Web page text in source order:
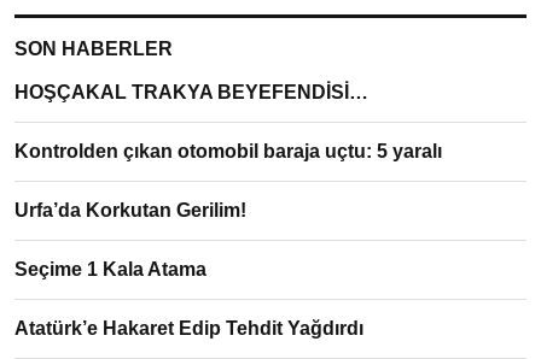
SON HABERLER
HOŞÇAKAL TRAKYA BEYEFENDİSİ…
Kontrolden çıkan otomobil baraja uçtu: 5 yaralı
Urfa’da Korkutan Gerilim!
Seçime 1 Kala Atama
Atatürk’e Hakaret Edip Tehdit Yağdırdı